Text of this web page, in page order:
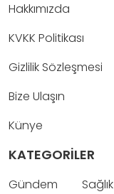
Hakkımızda
KVKK Politikası
Gizlilik Sözleşmesi
Bize Ulaşın
Künye
KATEGORİLER
Gündem
Sağlık